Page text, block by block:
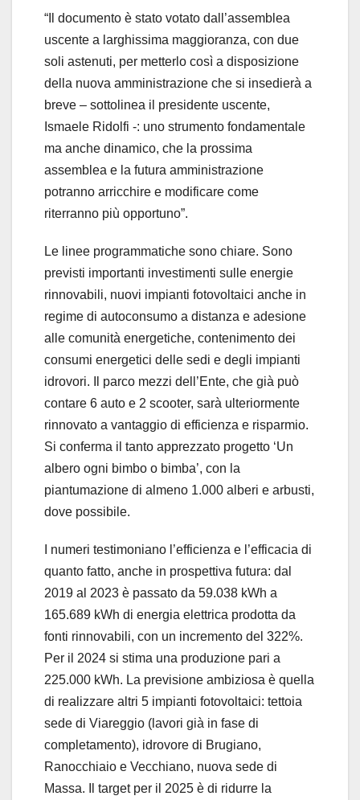
“Il documento è stato votato dall’assemblea
uscente a larghissima maggioranza, con due
soli astenuti, per metterlo così a disposizione
della nuova amministrazione che si insedierà a
breve – sottolinea il presidente uscente,
Ismaele Ridolfi -: uno strumento fondamentale
ma anche dinamico, che la prossima
assemblea e la futura amministrazione
potranno arricchire e modificare come
riterranno più opportuno”.
Le linee programmatiche sono chiare. Sono
previsti importanti investimenti sulle energie
rinnovabili, nuovi impianti fotovoltaici anche in
regime di autoconsumo a distanza e adesione
alle comunità energetiche, contenimento dei
consumi energetici delle sedi e degli impianti
idrovori. Il parco mezzi dell’Ente, che già può
contare 6 auto e 2 scooter, sarà ulteriormente
rinnovato a vantaggio di efficienza e risparmio.
Si conferma il tanto apprezzato progetto ‘Un
albero ogni bimbo o bimba’, con la
piantumazione di almeno 1.000 alberi e arbusti,
dove possibile.
I numeri testimoniano l’efficienza e l’efficacia di
quanto fatto, anche in prospettiva futura: dal
2019 al 2023 è passato da 59.038 kWh a
165.689 kWh di energia elettrica prodotta da
fonti rinnovabili, con un incremento del 322%.
Per il 2024 si stima una produzione pari a
225.000 kWh. La previsione ambiziosa è quella
di realizzare altri 5 impianti fotovoltaici: tettoia
sede di Viareggio (lavori già in fase di
completamento), idrovore di Brugiano,
Ranocchiaio e Vecchiano, nuova sede di
Massa. Il target per il 2025 è di ridurre la